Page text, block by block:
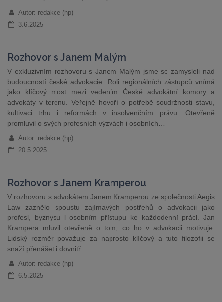
Autor: redakce (hp)
3.6.2025
Rozhovor s Janem Malým
V exkluzivním rozhovoru s Janem Malým jsme se zamysleli nad
budoucností české advokacie. Roli regionálních zástupců vnímá
jako klíčový most mezi vedením České advokátní komory a
advokáty v terénu. Veřejně hovoří o potřebě soudržnosti stavu,
kultivaci trhu i reformách v insolvenčním právu. Otevřeně
promluvil o svých profesních výzvách i osobních…
Autor: redakce (hp)
20.5.2025
Rozhovor s Janem Kramperou
V rozhovoru s advokátem Janem Kramperou ze společnosti Aegis
Law zaznělo spoustu zajímavých postřehů o advokacii jako
profesi, byznysu i osobním přístupu ke každodenní práci. Jan
Krampera mluvil otevřeně o tom, co ho v advokacii motivuje.
Lidský rozměr považuje za naprosto klíčový a tuto filozofii se
snaží přenášet i dovnitř…
Autor: redakce (hp)
6.5.2025